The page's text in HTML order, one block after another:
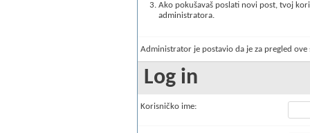
Ako pokušavaš poslati novi post, tvoj
administratora.
Administrator je postavio da je za pregled
Log in
Korisničko ime: